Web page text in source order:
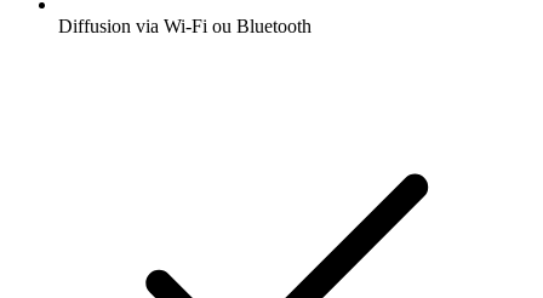
Diffusion via Wi-Fi ou Bluetooth